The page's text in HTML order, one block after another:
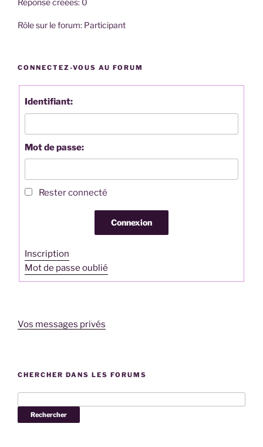
Rôle sur le forum: Participant
CONNECTEZ-VOUS AU FORUM
Identifiant:
Mot de passe:
Rester connecté
Connexion
Inscription
Mot de passe oublié
Vos messages privés
CHERCHER DANS LES FORUMS